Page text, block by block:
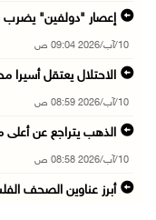
إعصار "دولفين"
10/آب/2026 09:04 ص
الاحتلال يعتقل أسيرا
10/آب/2026 08:59 ص
الذهب يتراجع عن أعلى
10/آب/2026 08:58 ص
أبرز عناوين الصحف